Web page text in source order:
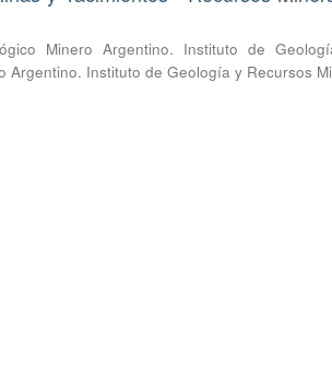
Minero Argentino. Instituto de
Argentino. Instituto de Geología y Recursos